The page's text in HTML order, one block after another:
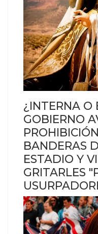
¿INTERNA O
GOBIERNO
BANDERAS
ESTADIO Y
GRITARLES